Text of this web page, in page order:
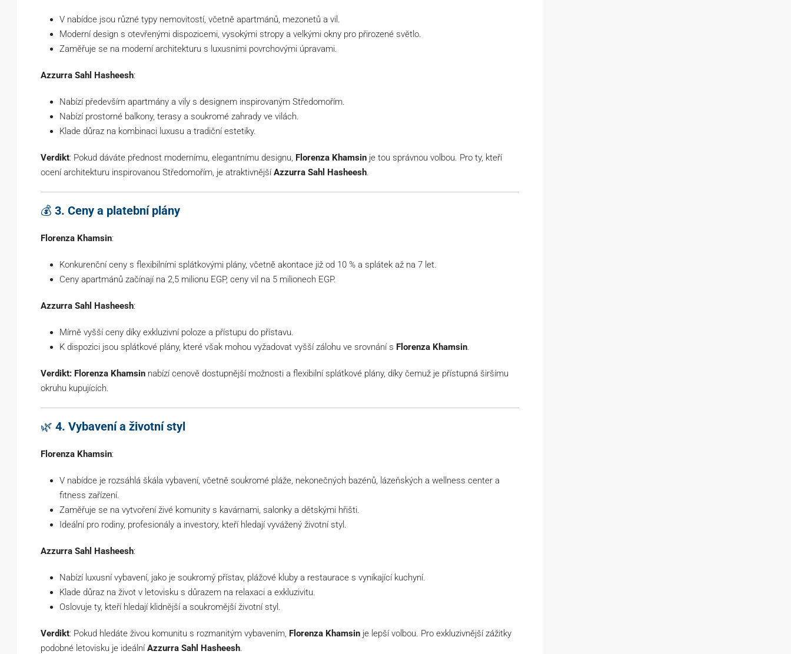
V nabídce jsou různé typy nemovitostí, včetně apartmánů, mezonetů a vil.
Moderní design s otevřenými dispozicemi, vysokými stropy a velkými okny pro přirozené světlo.
Zaměřuje se na moderní architekturu s luxusními povrchovými úpravami.
Azzurra Sahl Hasheesh:
Nabízí především apartmány a vily s designem inspirovaným Středomořím.
Nabízí prostorné balkony, terasy a soukromé zahrady ve vilách.
Klade důraz na kombinaci luxusu a tradiční estetiky.
Verdikt: Pokud dáváte přednost modernímu, elegantnímu designu, Florenza Khamsin je tou správnou volbou. Pro ty, kteří
ocení architekturu inspirovanou Středomořím, je atraktivnějšíAzzurra Sahl Hasheesh.
💰 3. Ceny a platební plány
Florenza Khamsin:
Konkurenční ceny s flexibilními splátkovými plány, včetně akontace již od 10 % a splátek až na 7 let.
Ceny apartmánů začínají na 2,5 milionu EGP, ceny vil na 5 milionech EGP.
Azzurra Sahl Hasheesh:
Mírně vyšší ceny díky exkluzivní poloze a přístupu do přístavu.
K dispozici jsou splátkové plány, které však mohou vyžadovat vyšší zálohu ve srovnání s Florenza Khamsin.
Verdikt: Florenza Khamsin nabízí cenově dostupnější možnosti a flexibilní splátkové plány, díky čemuž je přístupná širšímu
okruhu kupujících.
🌿 4. Vybavení a životní styl
Florenza Khamsin:
V nabídce je rozsáhlá škála vybavení, včetně soukromé pláže, nekonečných bazénů, lázeňských a wellness center a
fitness zařízení.
Zaměřuje se na vytvoření živé komunity s kavárnami, salonky a dětskými hřišti.
Ideální pro rodiny, profesionály a investory, kteří hledají vyvážený životní styl.
Azzurra Sahl Hasheesh:
Nabízí luxusní vybavení, jako je soukromý přístav, plážové kluby a restaurace s vynikající kuchyní.
Klade důraz na život v letovisku s důrazem na relaxaci a exkluzivitu.
Oslovuje ty, kteří hledají klidnější a soukromější životní styl.
Verdikt: Pokud hledáte živou komunitu s rozmanitým vybavením, Florenza Khamsin je lepší volbou. Pro exkluzivnější zážitky
podobné letovisku je ideálníAzzurra Sahl Hasheesh.